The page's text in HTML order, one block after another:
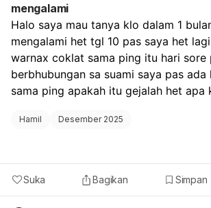
mengalami
Halo saya mau tanya klo dalam 1
mengalami het tgl 10 pas saya het
warnax coklat sama ping itu hari sore
berbhubungan sa suami saya pas
sama ping apakah itu gejalah het apa
Hamil Desember 2025
Suka Bagikan Simpan